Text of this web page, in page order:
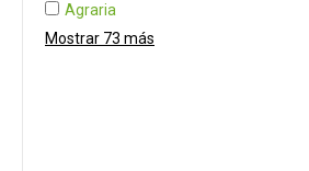
Agraria
Mostrar 73 más